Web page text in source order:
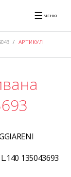
☰ МЕНЮ
/ АРТИКУЛ
135043693